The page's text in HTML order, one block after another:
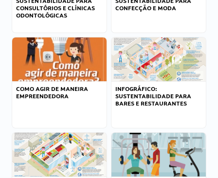
CONSULTÓRIOS E CLÍNICAS
ODONTOLÓGICAS
CONFECÇÃO E MODA
COMO AGIR DE MANEIRA
EMPREENDEDORA
INFOGRÁFICO:
SUSTENTABILIDADE PARA
BARES E RESTAURANTES